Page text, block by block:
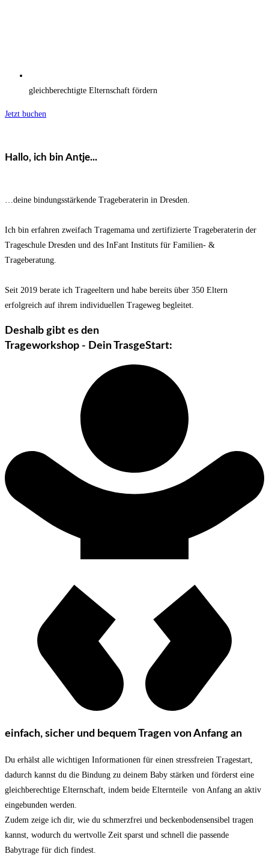
gleichberechtigte Elternschaft fördern
Jetzt buchen
Hallo, ich bin Antje...
…deine bindungsstärkende Trageberaterin in Dresden.
Ich bin erfahren zweifach Tragemama und zertifizierte Trageberaterin der
Trageschule Dresden und des InFant Instituts für Familien- &
Trageberatung.
Seit 2019 berate ich Trageeltern und habe bereits über 350 Eltern
erfolgreich auf ihrem individuellen Trageweg begleitet.
Deshalb gibt es den
Trageworkshop - Dein TrasgeStart:
einfach, sicher und bequem Tragen von Anfang an
Du erhälst alle wichtigen Informationen für einen stressfreien Tragestart,
dadurch kannst du die Bindung zu deinem Baby stärken und förderst eine
gleichberechtige Elternschaft, indem beide Elternteile von Anfang an aktiv
eingebunden werden.
Zudem zeige ich dir, wie du schmerzfrei und beckenbodensensibel tragen
kannst, wodurch du wertvolle Zeit sparst und schnell die passende
Babytrage für dich findest.